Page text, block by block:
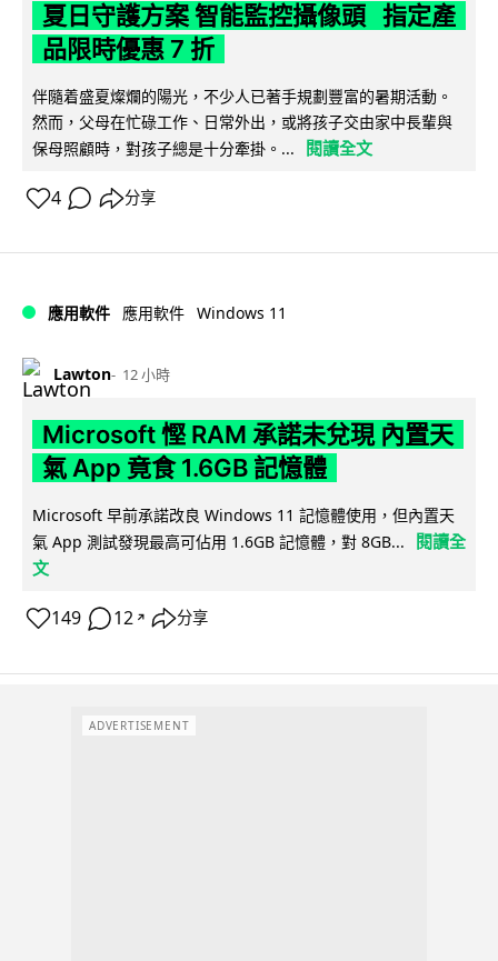
夏日守護方案 智能監控攝像頭 指定產
品限時優惠 7 折
伴隨着盛夏燦爛的陽光，不少人已著手規劃豐富的暑期活動。
然而，父母在忙碌工作、日常外出，或將孩子交由家中長輩與
保母照顧時，對孩子總是十分牽掛。...
閱讀全文
4 分享
應用軟件 應用軟件 Windows 11
Lawton 12 小時
Microsoft 慳 RAM 承諾未兌現 內置天
氣 App 竟食 1.6GB 記憶體
Microsoft 早前承諾改良 Windows 11 記憶體使用，但內置天
氣 App 測試發現最高可佔用 1.6GB 記憶體，對 8GB...
閱讀全
文
149 12 ↗ 分享
ADVERTISEMENT